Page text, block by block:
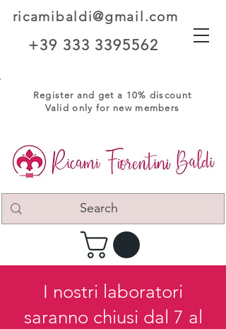
ricamibaldi@gmail.com
+39 333 3395562
Register and get a 10% discount
Valid only for new members
I nostri laboratori
saranno chiusi dal 7 al